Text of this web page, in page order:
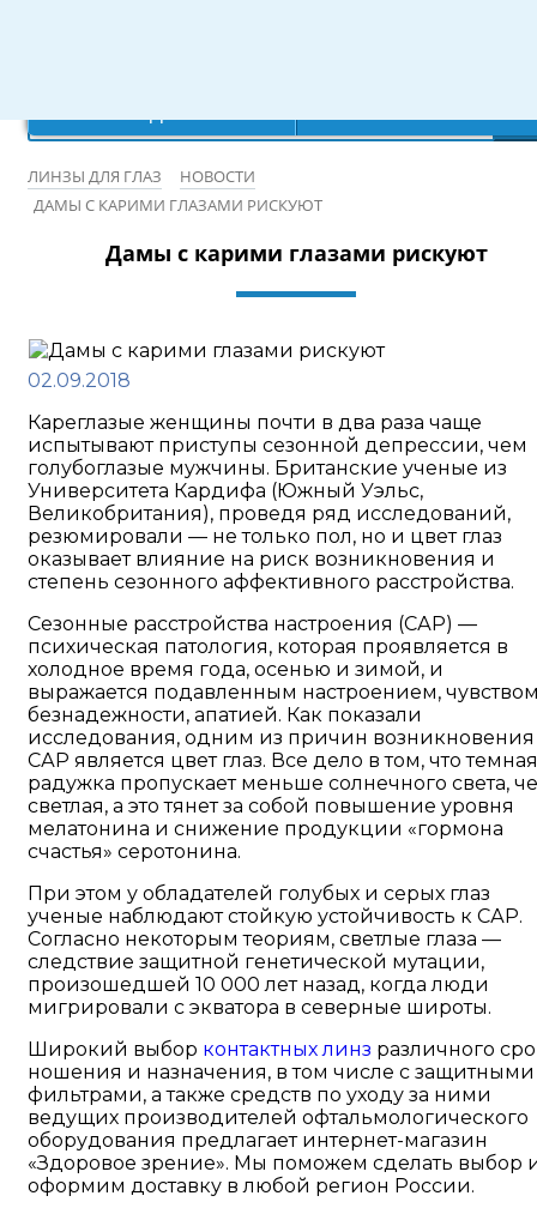
ЛИНЗЫ ДЛЯ ГЛАЗ
НОВОСТИ
ДАМЫ С КАРИМИ ГЛАЗАМИ РИСКУЮТ
Дамы с карими глазами рискуют
02.09.2018
Кареглазые женщины почти в два раза чаще
испытывают приступы сезонной депрессии, чем
голубоглазые мужчины. Британские ученые из
Университета Кардифа (Южный Уэльс,
Великобритания), проведя ряд исследований,
резюмировали — не только пол, но и цвет глаз
оказывает влияние на риск возникновения и
степень сезонного аффективного расстройства.
Сезонные расстройства настроения (САР) —
психическая патология, которая проявляется в
холодное время года, осенью и зимой, и
выражается подавленным настроением,
безнадежности, апатией. Как показали
исследования, одним из причин возникновения
САР является цвет глаз. Все дело в том, что темная
радужка пропускает меньше солнечного света,
светлая, а это тянет за собой повышение уровня
мелатонина и снижение продукции «гормона
счастья» серотонина.
При этом у обладателей голубых и серых глаз
ученые наблюдают стойкую устойчивость к САР.
Согласно некоторым теориям, светлые глаза —
следствие защитной генетической мутации,
произошедшей 10 000 лет назад, когда люди
мигрировали с экватора в северные широты.
Широкий выбор контактных линз различного
ношения и назначения, в том числе с защитными
фильтрами, а также средств по уходу за ними
ведущих производителей офтальмологического
оборудования предлагает интернет-магазин
«Здоровое зрение». Мы поможем сделать выбор
оформим доставку в любой регион России.